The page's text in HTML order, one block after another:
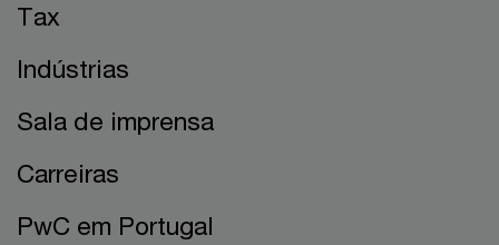
Tax
Indústrias
Sala de imprensa
Carreiras
PwC em Portugal